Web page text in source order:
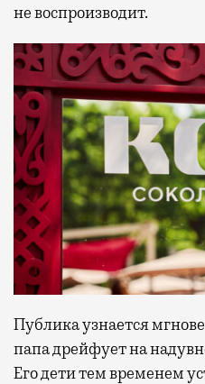
не воспроизводит.
Публика узнается
папа дрейфует на
Его дети тем временем